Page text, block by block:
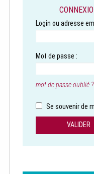
Login ou adresse
Mot de passe :
mot de passe oublié ?
Se souvenir de